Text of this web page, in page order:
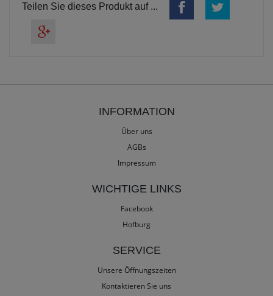
Teilen Sie dieses Produkt auf ...
INFORMATION
Über uns
AGBs
Impressum
WICHTIGE LINKS
Facebook
Hofburg
SERVICE
Unsere Öffnungszeiten
Kontaktieren Sie uns